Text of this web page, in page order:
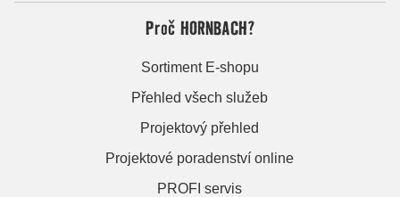
Proč HORNBACH?
Sortiment E-shopu
Přehled všech služeb
Projektový přehled
Projektové poradenství online
PROFI servis